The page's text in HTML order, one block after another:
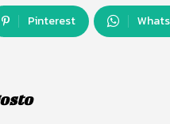
Pinterest